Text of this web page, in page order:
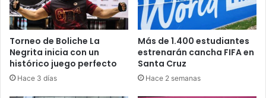
Torneo de Boliche La
Negrita inicia con un
histórico juego perfecto
Hace 3 días
Más de 1.400 estudiantes
estrenarán cancha FIFA en
Santa Cruz
Hace 2 semanas